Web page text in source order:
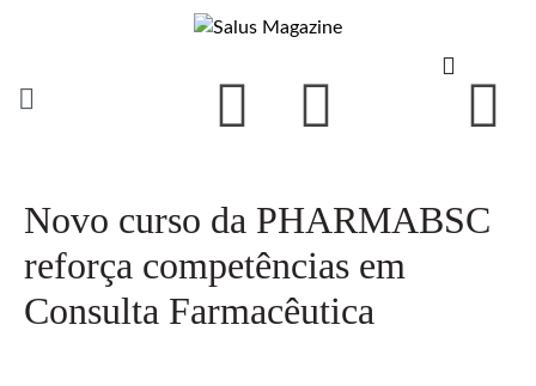
Novo curso da PHARMABSC
reforça competências em
Consulta Farmacêutica